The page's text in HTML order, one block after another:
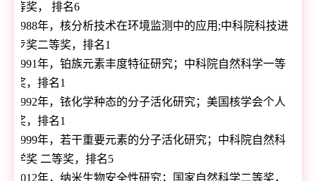
等奖， 排名6
1988年，核分析技术在环境监测中的应用 ;中科院科技进
步奖二等奖，排名1
1991年，铂族元素丰度特征研究；中科院自然科学一等
奖，排名1
1992年，铱化学种态的分子活化研究；美国核学会个人
奖，排名1
1999年，若干重要元素的分子活化研究；中科院自然科
学奖 二等奖，排名5
2012年，纳米生物安全性研究；国家自然科学二等奖，